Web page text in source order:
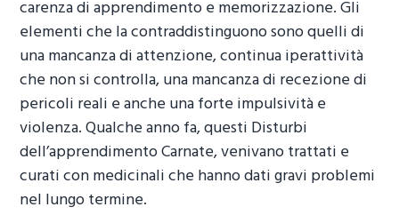
carenza di apprendimento e memorizzazione. Gli
elementi che la contraddistinguono sono quelli di
una mancanza di attenzione, continua iperattività
che non si controlla, una mancanza di recezione di
pericoli reali e anche una forte impulsività e
violenza. Qualche anno fa, questi Disturbi
dell’apprendimento Carnate, venivano trattati e
curati con medicinali che hanno dati gravi problemi
nel lungo termine.